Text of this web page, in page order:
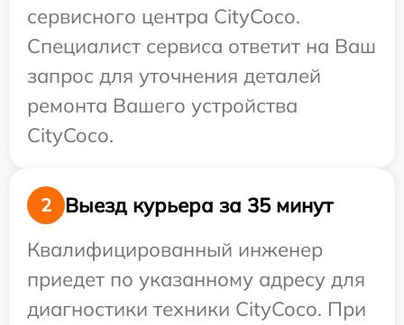
сервисного центра CityCoco.
Специалист сервиса ответит на Ваш
запрос для уточнения деталей
ремонта Вашего устройства
CityCoco.
2
Выезд курьера за 35 минут
Квалифицированный инженер
приедет по указанному адресу для
диагностики техники CityCoco. При